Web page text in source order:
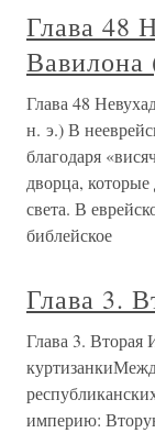
Глава 48
Вавилона
Глава 48
н. э.) В
благодаря
дворца,
света. В
библейское
Глава 3.
Глава 3.
империю: